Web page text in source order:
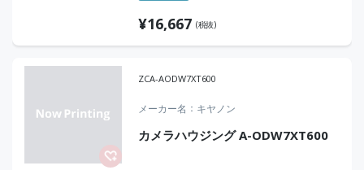
¥16,667 (税抜)
ZCA-AODW7XT600
メーカー名 キヤノン
カメラハウジング A-ODW7XT600